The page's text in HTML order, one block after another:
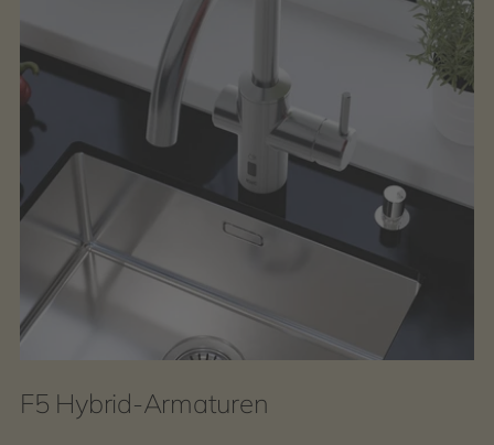
F5 Hybrid-Armaturen